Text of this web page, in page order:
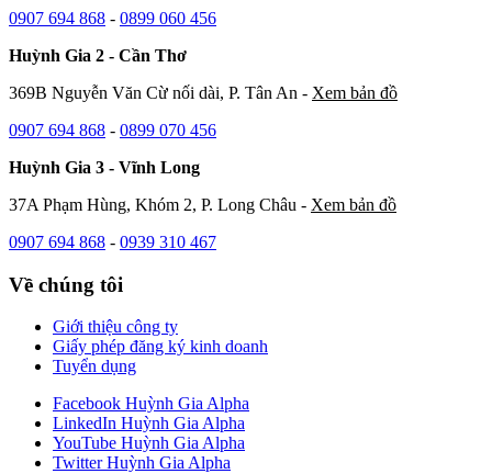
0907 694 868 - 0899 060 456
Huỳnh Gia 2 - Cần Thơ
369B Nguyễn Văn Cừ nối dài, P. Tân An - Xem bản đồ
0907 694 868 - 0899 070 456
Huỳnh Gia 3 - Vĩnh Long
37A Phạm Hùng, Khóm 2, P. Long Châu - Xem bản đồ
0907 694 868 - 0939 310 467
Về chúng tôi
Giới thiệu công ty
Giấy phép đăng ký kinh doanh
Tuyển dụng
Facebook Huỳnh Gia Alpha
LinkedIn Huỳnh Gia Alpha
YouTube Huỳnh Gia Alpha
Twitter Huỳnh Gia Alpha